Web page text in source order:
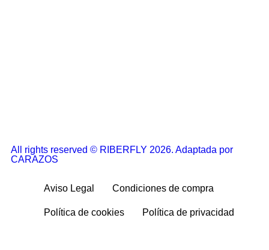
All rights reserved © RIBERFLY 2026. Adaptada por
CARAZOS
Aviso Legal Condiciones de compra
Política de cookies Política de privacidad